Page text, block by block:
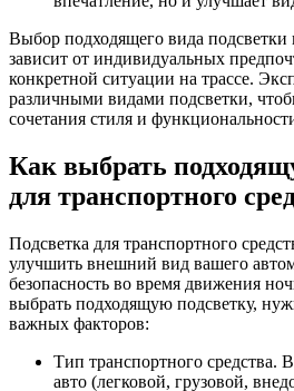
Выбор подходящего вида
зависит от индивидуальных
конкретной ситуации на трассе.
различными видами подсветки,
сочетания стиля и
Как выбрать
для транспортного
Подсветка для транспортного
улучшить внешний вид вашего
безопасность во время движения
выбрать подходящую подсветку,
важных факторов:
Тип транспортного средства.
авто (легковой, грузовой,